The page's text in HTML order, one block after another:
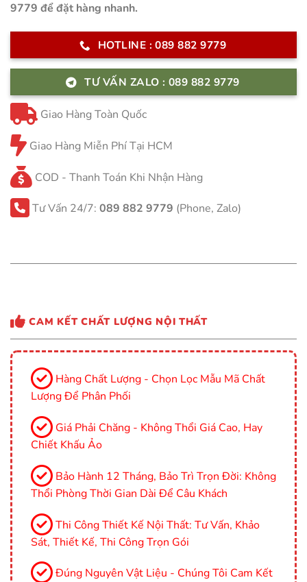
9779 để đặt hàng nhanh.
HOTLINE : 089 882 9779
TƯ VẤN ZALO : 089 882 9779
Giao Hàng Toàn Quốc
Giao Hàng Miễn Phí Tại HCM
COD - Thanh Toán Khi Nhận Hàng
Tư Vấn 24/7: 089 882 9779 (Phone, Zalo)
CAM KẾT CHẤT LƯỢNG NỘI THẤT
Hàng Chất Lượng - Chọn Lọc Mẫu Mã Chất
Lượng Để Phân Phối
Giá Phải Chăng - Không Thổi Giá Cao, Hay
Chiết Khấu Ảo
Bảo Hành 12 Tháng, Bảo Trì Trọn Đời: Không
Thổi Phòng Thời Gian Dài Để Câu Khách
Thi Công Thiết Kế Nội Thất: Tư Vấn, Khảo
Sát, Thiết Kế, Thi Công Trọn Gói
Đúng Nguyên Vật Liệu - Chúng Tôi Cam Kết